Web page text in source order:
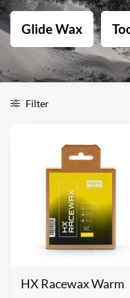
Glide Wax
Filter
HX Racewax Warm